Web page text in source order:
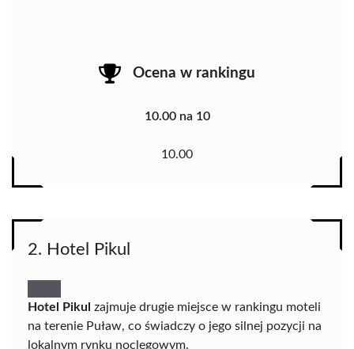
Ocena w rankingu
10.00 na 10
10.00
2. Hotel Pikul
Hotel Pikul zajmuje drugie miejsce w rankingu moteli
na terenie Puław, co świadczy o jego silnej pozycji na
lokalnym rynku noclegowym.